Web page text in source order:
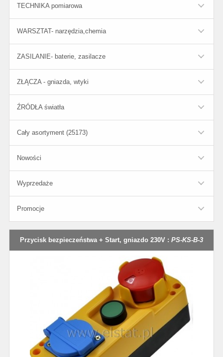
TECHNIKA pomiarowa
WARSZTAT- narzędzia,chemia
ZASILANIE- baterie, zasilacze
ZŁĄCZA - gniazda, wtyki
ŹRÓDŁA światła
Cały asortyment (25173)
Nowości
Wyprzedaże
Promocje
Przycisk bezpieczeństwa + Start, gniazdo 230V : PS-KS-B-3